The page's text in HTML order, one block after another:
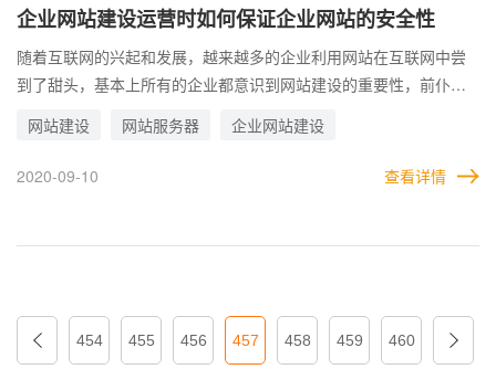
企业网站建设运营时如何保证企业网站的安全性
随着互联网的兴起和发展，越来越多的企业利用网站在互联网中尝
到了甜头，基本上所有的企业都意识到网站建设的重要性，前仆后
企业网站的安全性问题，不少企业网站在运行的过程中应该都有经
历过，被恶意攻击，网站被挂马篡改，打开的是垃圾病毒网站，这
企业网站的安全性呢？
网站建设 网站服务器 企业网站建设
2020-09-10 查看详情
454 455 456 457 458 459 460